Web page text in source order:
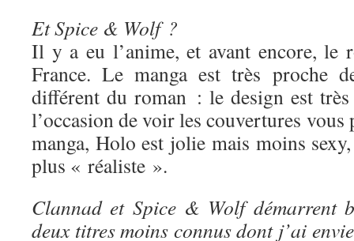
Et Spice & Wolf ?
Il y a eu l’anime, et avant encore, le
France. Le manga est très proche
différent du roman : le design est
l’occasion de voir les couvertures
manga, Holo est jolie mais moins
plus « réaliste ».
Clannad et Spice & Wolf démarrent
deux titres moins connus dont j’ai